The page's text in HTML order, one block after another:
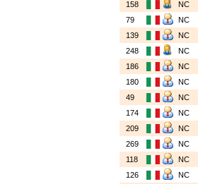
158
NC
79
NC
139
NC
248
NC
186
NC
180
NC
49
NC
174
NC
209
NC
269
NC
118
NC
126
NC